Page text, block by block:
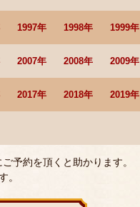
1997年 1998年 1999年
2007年 2008年 2009年
2017年 2018年 2019年
予約を頂くと助かります。
。